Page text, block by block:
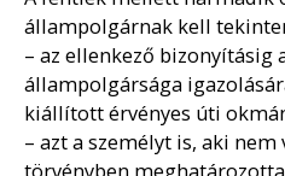
állampolgárnak kell
– az ellenkező bizonyításig
állampolgársága
kiállított érvényes úti
– azt a személyt is, aki